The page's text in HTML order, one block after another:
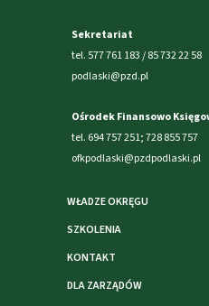
Sekretariat
tel. 577 761 183 / 85 732 22 58
podlaski@pzd.pl
Ośrodek Finansowo
tel. 694 757 251; 728 855 757
ofkpodlaski@pzdpodlaski.pl
WŁADZE OKRĘGU
SZKOLENIA
KONTAKT
DLA ZARZĄDÓW